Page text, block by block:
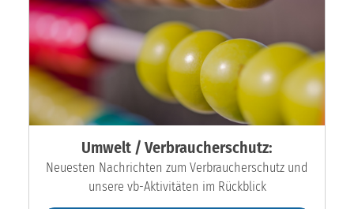
Umwelt / Verbraucherschutz:
Neuesten Nachrichten zum Verbraucherschutz und
unsere vb-Aktivitäten im Rückblick